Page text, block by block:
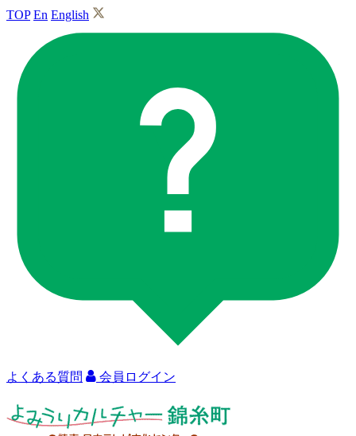
TOP En English
よくある質問 会員ログイン